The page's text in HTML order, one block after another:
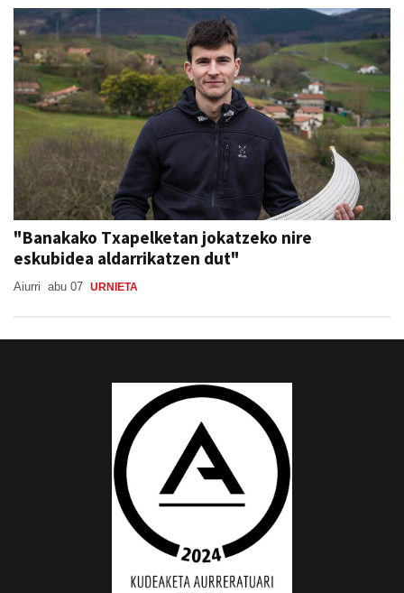
"Banakako Txapelketan jokatzeko nire
eskubidea aldarrikatzen dut"
Aiurri abu 07 URNIETA